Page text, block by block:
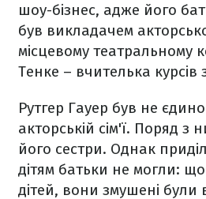
шоу-бізнес, адже його
був викладачем
місцевому театральному
Тенке – вчителька курсів
Рутгер Гауер був не
акторській сім'ї. Поряд з
його сестри. Однак
дітям батьки не могли:
дітей, вони змушені були